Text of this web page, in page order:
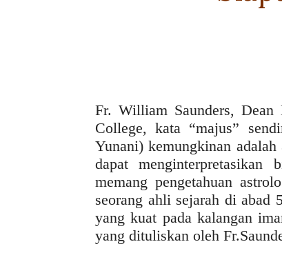
Fr. William Saunders, Dean
College, kata “majus”
Yunani) kemungkinan
dapat
memang pengetahuan
seorang ahli sejarah di abad
yang kuat pada kalangan
yang dituliskan oleh